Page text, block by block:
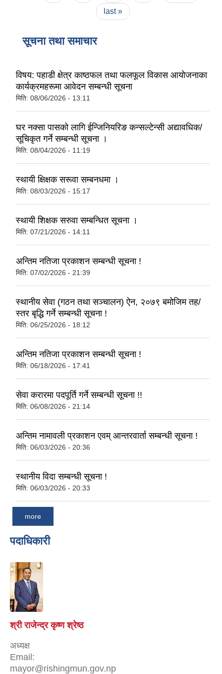
last »
सूचना तथा समाचार
विषय: पहाडी क्षेत्र काष्ठफल तथा फलफूल विकास आयोजनाका
कार्यक्रमहरूमा आवेदन सम्बन्धी सूचना
मिति: 08/06/2026 - 13:11
घर नक्सा पासको लागि ईन्जिनियरिङ कन्सल्टेन्सी अद्यावधिक/
सूचिकृत गर्ने सम्बन्धी सूचना ।
मिति: 08/04/2026 - 11:19
स्थायी क्षिक्षक सरूवा सम्बनधमा ।
मिति: 08/03/2026 - 15:17
स्थायी शिक्षक सरुवा सम्बन्धित सूचना ।
मिति: 07/21/2026 - 14:11
अन्तिम नतिजा प्रकाशन सम्बन्धी सूचना !
मिति: 07/02/2026 - 21:39
स्थानीय सेवा (गठन तथा सञ्चालन) ऐन, २०७९ बमोजिम तह/
स्तर बृद्धि गर्ने सम्बन्धी सूचना !
मिति: 06/25/2026 - 18:12
अन्तिम नतिजा प्रकाशन सम्बन्धी सूचना !
मिति: 06/18/2026 - 17:41
सेवा करारमा पदपूर्ति गर्ने सम्बन्धी सूचना !!
मिति: 06/08/2026 - 21:14
अन्तिम नामावली प्रकाशन एवम् आन्तरवार्ता सम्बन्धी सूचना !
मिति: 06/03/2026 - 20:36
स्थानीय विदा सम्बन्धी सूचना !
मिति: 06/03/2026 - 20:33
more
पदाधिकारी
श्री राजेन्द्र कृष्ण श्रेष्ठ
अध्यक्ष
Email:
mayor@rishingmun.gov.np